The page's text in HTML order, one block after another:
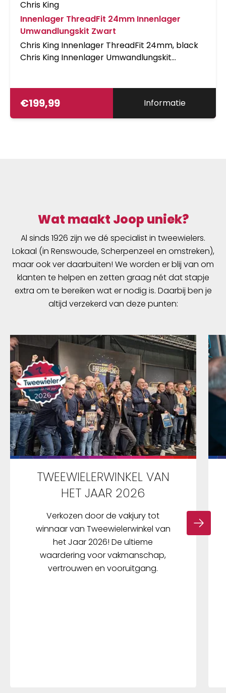
Chris King
Innenlager ThreadFit 24mm Innenlager
Umwandlungskit Zwart
Chris King Innenlager ThreadFit 24mm, black
Chris King Innenlager Umwandlungskit
€199,99 Informatie
Wat maakt Joop uniek?
Al sinds 1926 zijn we dé specialist in tweewielers.
Lokaal (in Renswoude, Scherpenzeel en omstreken),
maar ook ver daarbuiten! We worden er blij van om
klanten te helpen en zetten graag nét dat stapje
extra om te bereiken wat er nodig is. Daarbij ben je
altijd verzekerd van deze punten:
TWEEWIELERWINKEL VAN
HET JAAR 2026
Verkozen door de vakjury tot
winnaar van Tweewielerwinkel van
het Jaar 2026! De ultieme
waardering voor vakmanschap,
vertrouwen en vooruitgang.